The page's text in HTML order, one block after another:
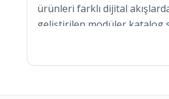
ürünleri farklı dijital
geliştirilen modüler katalog